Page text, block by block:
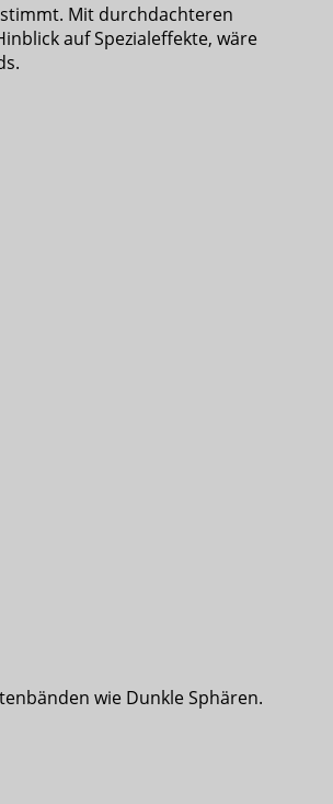
Mit durchdachteren
auf Spezialeffekte, wäre
wie Dunkle Sphären.